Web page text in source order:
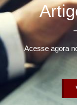
Acesse agora